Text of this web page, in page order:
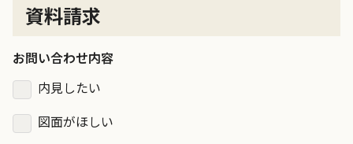
資料請求
お問い合わせ内容
内見したい
図面がほしい